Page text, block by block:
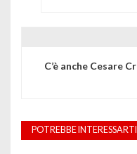
i
C’è anche Cesare
POTREBBE